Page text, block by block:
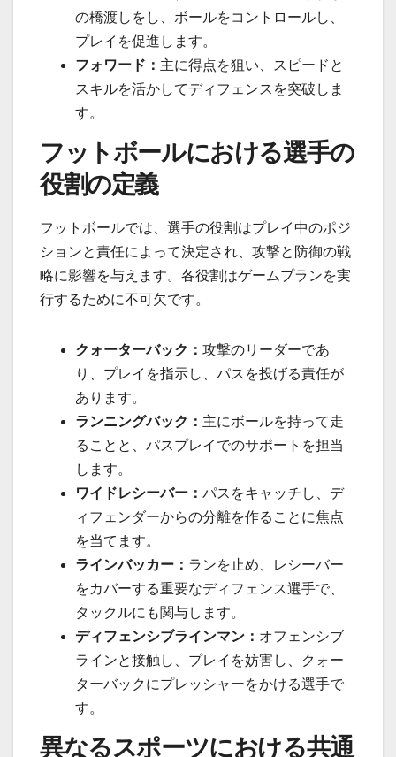
の橋渡しをし、ボールをコントロールし、
プレイを促進します。
フォワード： 主に得点を狙い、スピードと
スキルを活かしてディフェンスを突破しま
す。
フットボールにおける選手の
役割の定義
フットボールでは、選手の役割はプレイ中のポジ
ションと責任によって決定され、攻撃と防御の戦
略に影響を与えます。各役割はゲームプランを実
行するために不可欠です。
クォーターバック： 攻撃のリーダーであ
り、プレイを指示し、パスを投げる責任が
あります。
ランニングバック： 主にボールを持って走
ることと、パスプレイでのサポートを担当
します。
ワイドレシーバー： パスをキャッチし、デ
ィフェンダーからの分離を作ることに焦点
を当てます。
ラインバッカー： ランを止め、レシーバー
をカバーする重要なディフェンス選手で、
タックルにも関与します。
ディフェンシブラインマン： オフェンシブ
ラインと接触し、プレイを妨害し、クォー
ターバックにプレッシャーをかける選手で
す。
異なるスポーツにおける共通